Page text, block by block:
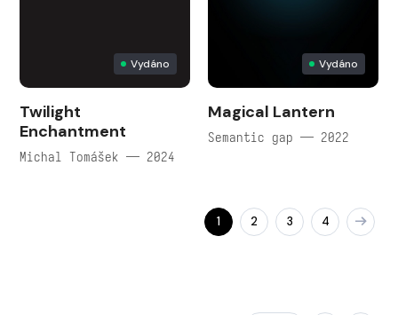
Vydáno
Twilight
Enchantment
Michal Tomášek — 2024
Vydáno
Magical Lantern
Semantic gap — 2022
1 2 3 4